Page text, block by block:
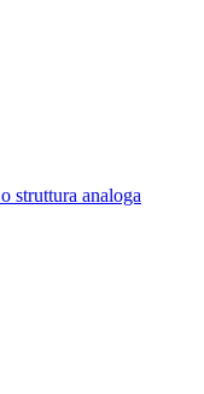
struttura analoga